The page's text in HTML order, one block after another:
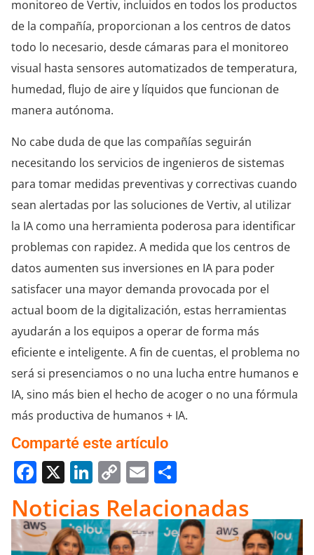
monitoreo de Vertiv, incluidos en todos los productos
de la compañía, proporcionan a los centros de datos
todo lo necesario, desde cámaras para el monitoreo
visual hasta sensores automatizados de temperatura,
humedad, flujo de aire y líquidos que funcionan de
manera autónoma.
No cabe duda de que las compañías seguirán
necesitando los servicios de ingenieros de sistemas
para tomar medidas preventivas y correctivas cuando
sean alertadas por las soluciones de Vertiv, al utilizar
la IA como una herramienta poderosa para identificar
problemas con rapidez. A medida que los centros de
datos aumenten sus inversiones en IA para poder
satisfacer una mayor demanda provocada por el
actual boom de la digitalización, estas herramientas
ayudarán a los equipos a operar de forma más
eficiente e inteligente. A fin de cuentas, el problema no
será si presenciamos o no una lucha entre humanos e
IA, sino más bien el hecho de acoger o no una fórmula
más productiva de humanos + IA.
Comparté este artículo
Facebook
X LinkedIn
Copy
Link
Email
Noticias Relacionadas